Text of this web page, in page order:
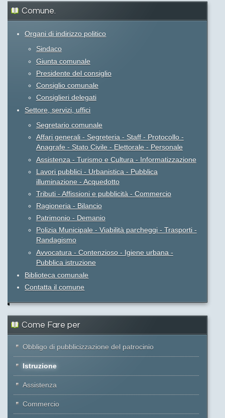
Comune.
Organi di indirizzo politico
Sindaco
Giunta comunale
Presidente del consiglio
Consiglio comunale
Consiglieri delegati
Settore, servizi, uffici
Segretario comunale
Affari generali - Segreteria - Staff - Protocollo -
Anagrafe - Stato Civile - Elettorale - Personale
Assistenza - Turismo e Cultura - Informatizzazione
Lavori pubblici - Urbanistica - Pubblica
illuminazione - Acquedotto
Tributi - Affissioni e pubblicità - Commercio
Ragioneria - Bilancio
Patrimonio - Demanio
Polizia Municipale - Viabilità parcheggi - Trasporti -
Randagismo
Avvocatura - Contenzioso - Igiene urbana -
Pubblica istruzione
Biblioteca comunale
Contatta il comune
Come Fare per
Obbligo di pubblicizzazione del patrocinio
Istruzione
Assistenza
Commercio